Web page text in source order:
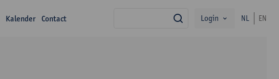
Kalender Contact zoekLogin NL EN